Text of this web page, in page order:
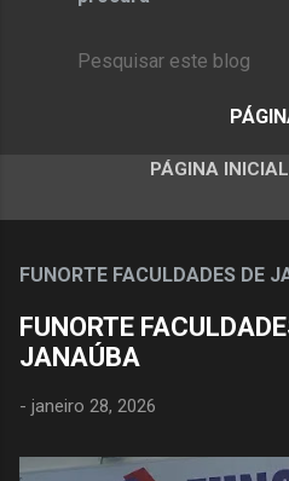
PÁGINA INICIAL
FUNORTE FACULDADES DE
FUNORTE
JANAÚBA
- janeiro 28, 2026